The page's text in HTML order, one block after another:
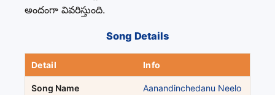
అందంగా వివరిస్తుంది.
Song Details
Detail Info
Song Name
Aanandinchedanu Neelo